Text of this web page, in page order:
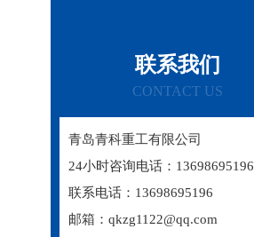
联系我们
CONTACT US
青岛青科重工有限公司
24小时咨询电话：13698695196
联系电话：13698695196
邮箱：qkzg1122@qq.com